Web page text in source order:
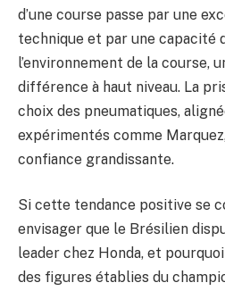
d’une course passe par une
technique et par une capacité
l’environnement de la course,
différence à haut niveau. La
choix des pneumatiques,
expérimentés comme
confiance grandissante.
Si cette tendance positive se
envisager que le Brésilien
leader chez Honda, et
des figures établies du